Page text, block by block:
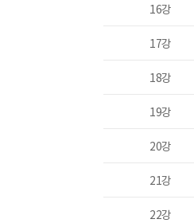
16강
17강
18강
19강
20강
21강
22강